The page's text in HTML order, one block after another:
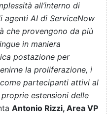
all’interno di
agenti AI di ServiceNow
che provengono da più
in maniera
postazione per
la proliferazione, i
partecipanti attivi al
estensioni delle
Antonio Rizzi, Area VP